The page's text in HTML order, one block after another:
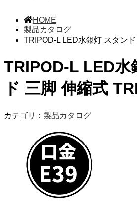
HOME
製品カタログ
TRIPOD-L LED水銀灯 スタン
TRIPOD-L LED水
ド 三脚 伸縮式
カテゴリ： 製品カタログ